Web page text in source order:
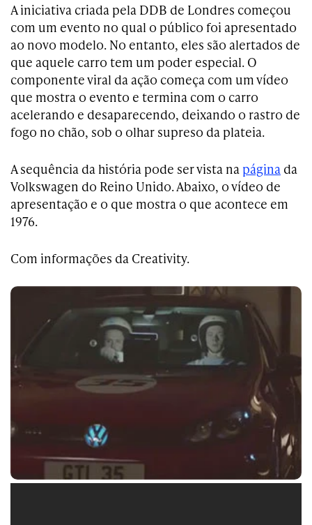
A iniciativa criada pela DDB de Londres começou
com um evento no qual o público foi apresentado
ao novo modelo. No entanto, eles são alertados de
que aquele carro tem um poder especial. O
componente viral da ação começa com um vídeo
que mostra o evento e termina com o carro
acelerando e desaparecendo, deixando o rastro de
fogo no chão, sob o olhar supreso da plateia.
A sequência da história pode ser vista na página da
Volkswagen do Reino Unido. Abaixo, o vídeo de
apresentação e o que mostra o que acontece em
1976.
Com informações da Creativity.